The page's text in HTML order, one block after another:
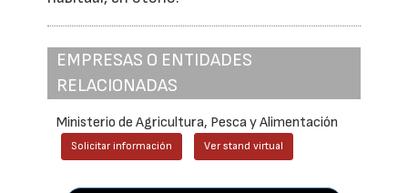
EMPRESAS O ENTIDADES
RELACIONADAS
Ministerio de Agricultura, Pesca y Alimentación
Solicitar información Ver stand virtual